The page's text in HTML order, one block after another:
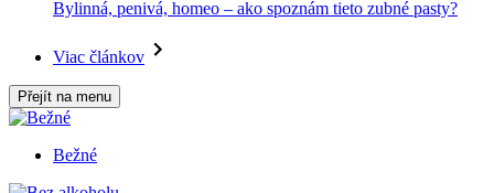
Bylinná, penivá, homeo – ako spoznám tieto zubné pasty?
Viac článkov
Přejít na menu
Bežné